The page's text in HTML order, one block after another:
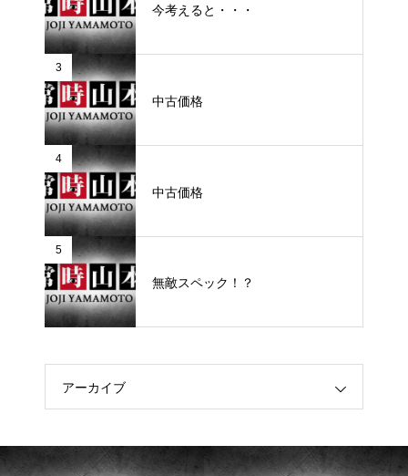
今考えると・・・
3
中古価格
4
中古価格
5
無敵スペック！？
アーカイブ